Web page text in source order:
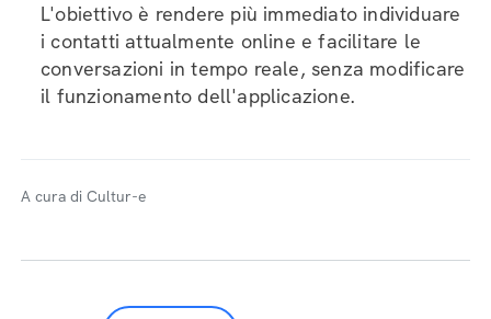
L'obiettivo è rendere più immediato individuare
i contatti attualmente online e facilitare le
conversazioni in tempo reale, senza modificare
il funzionamento dell'applicazione.
A cura di Cultur-e